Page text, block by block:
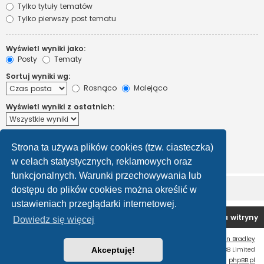
Strona ta używa plików cookies (tzw. ciasteczka)
w celach statystycznych, reklamowych oraz
funkcjonalnych. Warunki przechowywania lub
dostępu do plików cookies można określić w
ustawieniach przeglądarki internetowej.
Dowiedz się więcej
Akceptuję!
Tylko tytuły tematów
Tylko pierwszy post tematu
Wyświetl wyniki jako:
Posty
Tematy
Sortuj wyniki wg:
Rosnąco
Malejąco
Wyświetl wyniki z ostatnich:
Ustaw 0, aby wyświetlić cały post.
znaków w poście
Forum OC PL Strona główna Usuń ciasteczka witryny
Ian Bradley
Technologię dostarczaphpBB
® Forum Software © phpBB Limited
Polski pakiet językowy dostarcza phpBB.pl